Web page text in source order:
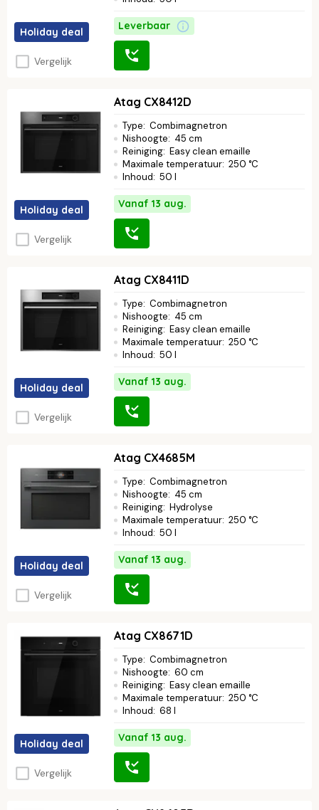
Holiday deal
Vergelijk
Leverbaar
Holiday deal
Vergelijk
Atag CX8412D
Type: Combimagnetron
Nishoogte: 45 cm
Reiniging: Easy clean emaille
Maximale temperatuur: 250 °C
Inhoud: 50 l
Vanaf 13 aug.
Holiday deal
Vergelijk
Atag CX8411D
Type: Combimagnetron
Nishoogte: 45 cm
Reiniging: Easy clean emaille
Maximale temperatuur: 250 °C
Inhoud: 50 l
Vanaf 13 aug.
Holiday deal
Vergelijk
Atag CX4685M
Type: Combimagnetron
Nishoogte: 45 cm
Reiniging: Hydrolyse
Maximale temperatuur: 250 °C
Inhoud: 50 l
Vanaf 13 aug.
Holiday deal
Vergelijk
Atag CX8671D
Type: Combimagnetron
Nishoogte: 60 cm
Reiniging: Easy clean emaille
Maximale temperatuur: 250 °C
Inhoud: 68 l
Vanaf 13 aug.